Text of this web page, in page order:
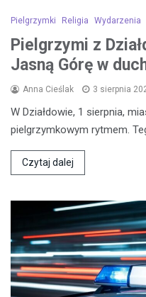
Pielgrzymki Religia Wydarzenia
Pielgrzymi z
Jasną Górę w
Anna Cieślak 3 sierpnia
W Działdowie, 1 sierpnia,
pielgrzymkowym rytmem.
Czytaj dalej